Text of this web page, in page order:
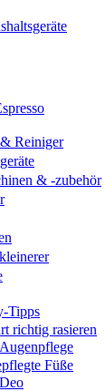
Reiniger
& -zubehör
Tipps
richtig rasieren
Augenpflege
Füße
Deo